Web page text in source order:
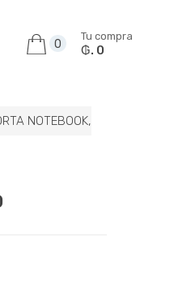
0
Tu compra
₲. 0
NOTEBOOK,